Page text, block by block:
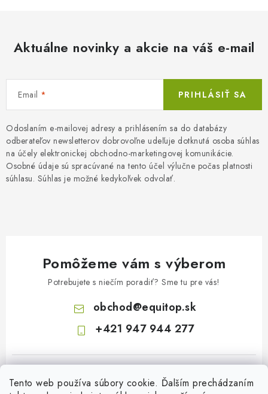
Tento web používa súbory cookie. Ďalším prechádzaním
Aktuálne novinky a akcie na váš e-mail
Email
Odoslaním e-mailovej adresy a prihlásením sa do databázy
odberateľov newsletterov dobrovoľne udeľuje dotknutá osoba súhlas
na účely elektronickej obchodno-marketingovej komunikácie.
Osobné údaje sú spracúvané na tento účel výlučne počas platnosti
súhlasu. Súhlas je možné kedykoľvek odvolať.
PRIHLÁSIŤ SA
Pomôžeme vám s výberom
Potrebujete s niečím poradiť? Sme tu pre vás!
obchod@equitop.sk
+421 947 944 277